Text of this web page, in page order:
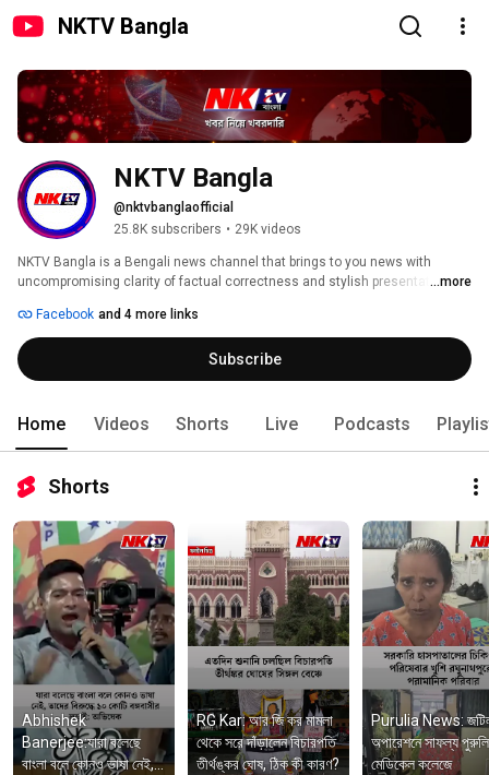
NKTV Bangla
@nktvbanglaofficial
25.8K subscribers • 29K videos
NKTV Bangla is a Bengali news channel that brings to you news with
uncompromising clarity of factual correctness and stylish presentation.
provides comprehensive up-to-date news coverage from West Bengal
along with other significant stories from the world, to the Bengali viewers.
It's cutting-edge formats and state-of-the-art newsrooms command the
attention of 100 million viewers yearly.
...more
Facebook and 4 more links
Subscribe
Home Videos Shorts Live Podcasts
Shorts
Abhishek
Banerjee:যারা বলেছে
বাংলা বলে কোনও ভাষা নেই,
RG Kar: আর জি কর মামলা
থেকে সরে দাঁড়ালেন বিচারপতি
তীর্থঙ্কর ঘোষ, ঠিক কী কারণ?
Purulia News:
অপারেশনে সাফল্য
মেডিকেল কলেজে